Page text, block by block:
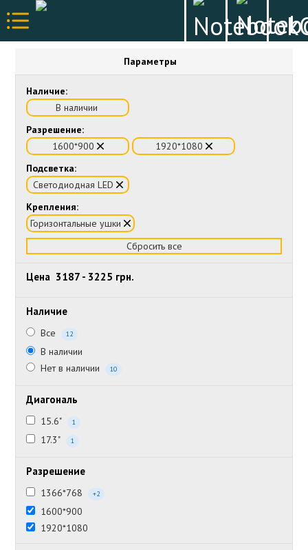
Параметры
Наличие:
В наличии
Разрешение:
1600*900
1920*1080
Подсветка:
Светодиодная LED
Крепления:
Горизонтальные ушки
Сбросить все
Цена 3187 - 3225 грн.
Наличие
Все 12
В наличии
Нет в наличии
10
Диагональ
15.6" 1
17.3" 1
Разрешение
1366*768 +2
1600*900
1920*1080